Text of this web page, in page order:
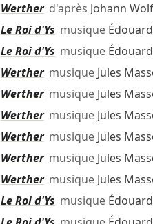
Wertherd'après Johann
Le Roi d'Ys musique
Le Roi d'Ys musique
Werthermusique Jules
Werthermusique Jules
Werthermusique Jules
Werthermusique Jules
Werthermusique Jules
Werthermusique Jules
Le Roi d'Ys musique